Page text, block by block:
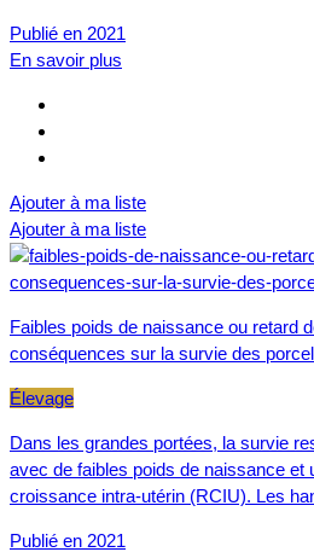
Publié en 2021
En savoir plus
Ajouter à ma liste
Ajouter à ma liste
Faibles poids de naissance ou retard
conséquences sur la survie des
Élevage
Dans les grandes portées, la survie
avec de faibles poids de naissance et
croissance intra-utérin (RCIU). Les
Publié en 2021